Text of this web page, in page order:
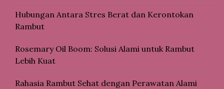
Hubungan Antara Stres Berat dan Kerontokan
Rambut
Rosemary Oil Boom: Solusi Alami untuk Rambut
Lebih Kuat
Rahasia Rambut Sehat dengan Perawatan Alami